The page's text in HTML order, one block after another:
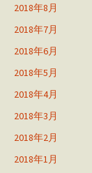
2018年8月
2018年7月
2018年6月
2018年5月
2018年4月
2018年3月
2018年2月
2018年1月